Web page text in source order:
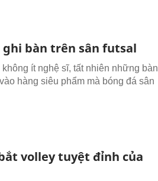
bàn trên sân futsal
ít nghệ sĩ, tất nhiên những bàn
hàng siêu phẩm mà bóng đá sân
volley tuyệt đỉnh của